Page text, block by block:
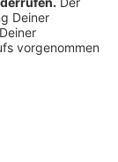
dass
mit in